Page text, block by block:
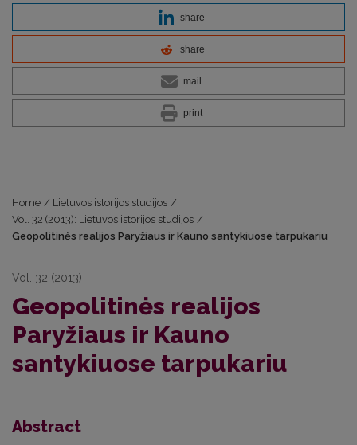
share
share
mail
print
Home / Lietuvos istorijos studijos /
Vol. 32 (2013): Lietuvos istorijos studijos /
Geopolitinės realijos Paryžiaus ir Kauno santykiuose tarpukariu
Vol. 32 (2013)
Geopolitinės realijos
Paryžiaus ir Kauno
santykiuose tarpukariu
Abstract